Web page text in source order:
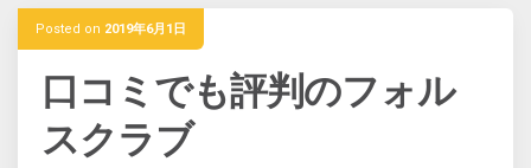
Posted on 2019年6月1日
口コミでも評判のフォル
スクラブ